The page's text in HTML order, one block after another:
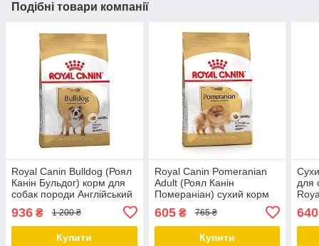
Подібні товари компанії
Royal Canin Bulldog (Роял
Канін Бульдог) корм для
собак породи Англійський
Бульдог від 12 місяців, 3
КГ
936 ₴ 1 200 ₴
Купити
Royal Canin Pomeranian
Adult (Роял Канін
Помераніан) сухий корм
породи Померанський
Шпіц, 1.5 КГ
605₴ 765 ₴
Купити
для
640